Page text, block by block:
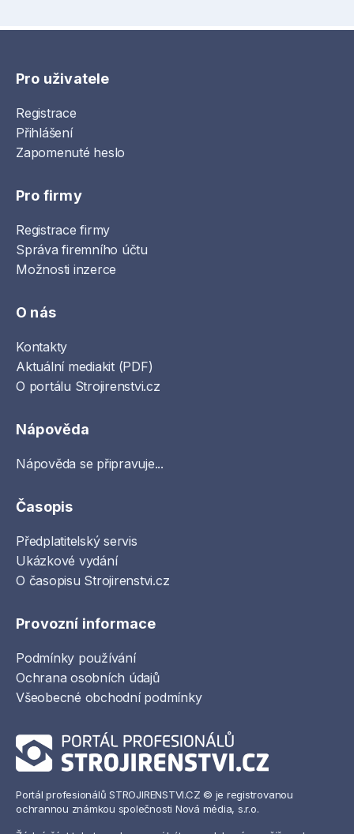
Pro uživatele
Registrace
Přihlášení
Zapomenuté heslo
Pro firmy
Registrace firmy
Správa firemního účtu
Možnosti inzerce
O nás
Kontakty
Aktuální mediakit (PDF)
O portálu Strojirenstvi.cz
Nápověda
Nápověda se připravuje...
Časopis
Předplatitelský servis
Ukázkové vydání
O časopisu Strojirenstvi.cz
Provozní informace
Podmínky používání
Ochrana osobních údajů
Všeobecné obchodní podmínky
Portál profesionálů STROJIRENSTVI.CZ © je registrovanou
ochrannou známkou společnosti Nová média, s.r.o.